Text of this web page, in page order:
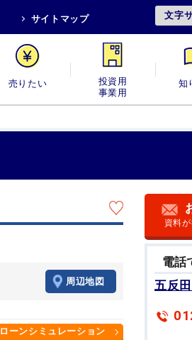
サイトマップ 文字
売りたい 投資用・事業用 知
周辺地図
ローンシミュレーション
資料
電話
五反